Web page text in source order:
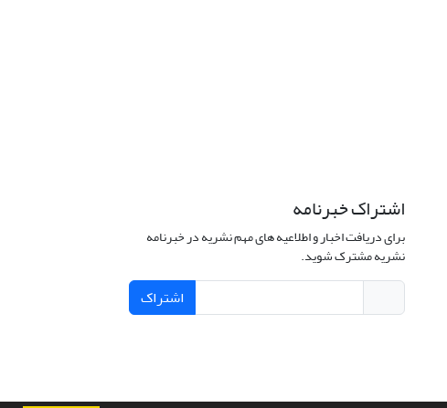
اشتراک خبرنامه
برای دریافت اخبار و اطلاعیه های مهم نشریه در خبرنامه
نشریه مشترک شوید.
اشتراک